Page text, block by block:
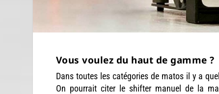
Vous voulez du haut de gamme ?
Dans toutes les catégories de matos il y a
On pourrait citer le shifter manuel de la